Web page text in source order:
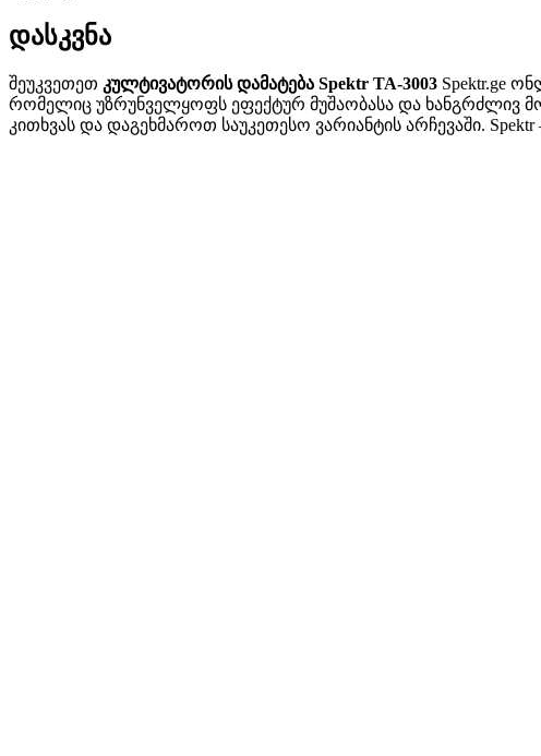
დასკვნა
შეუკვეთეთ კულტივატორის დამატება Spektr TA-3003 Spektr.ge
რომელიც უზრუნველყოფს ეფექტურ მუშაობასა და ხანგრძლივ
კითხვას და დაგეხმაროთ საუკეთესო ვარიანტის არჩევაში.